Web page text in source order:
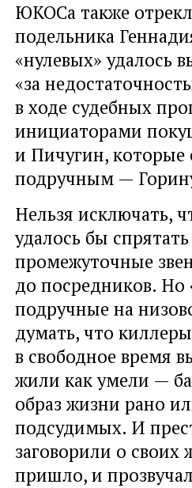
ЮКОСа также
подельника
«нулевых» удалось
«за
в ходе судебных
инициаторами
и Пичугин, которые
подручным —
Нельзя исключать,
удалось бы
промежуточные
до посредников. Но
подручные на
думать, что
в свободное время
жили как умели —
образ жизни рано
подсудимых. И
заговорили о своих
пришло, и